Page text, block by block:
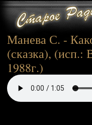
Манева С. -
(сказка), (исп.:
1988г.)